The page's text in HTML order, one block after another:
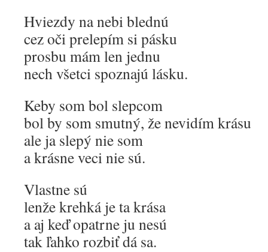
Hviezdy na nebi blednú
cez oči prelepím si pásku
prosbu mám len jednu
nech všetci spoznajú lásku.
Keby som bol slepcom
bol by som smutný, že nevidím krásu
ale ja slepý nie som
a krásne veci nie sú.
Vlastne sú
lenže krehká je ta krása
a aj keď opatrne ju nesú
tak ľahko rozbiť dá sa.